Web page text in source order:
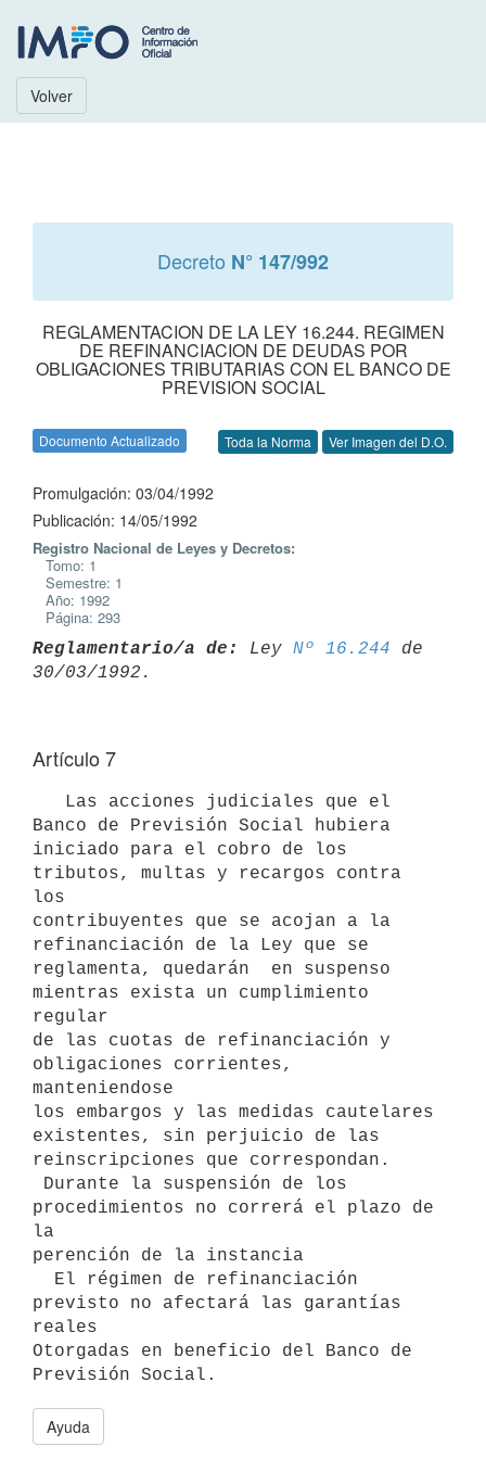
Volver
Decreto N° 147/992
REGLAMENTACION DE LA LEY 16.244. REGIMEN
DE REFINANCIACION DE DEUDAS POR
OBLIGACIONES TRIBUTARIAS CON EL BANCO DE
PREVISION SOCIAL
Documento Actualizado Toda la Norma Ver Imagen del D.O.
Promulgación: 03/04/1992
Publicación: 14/05/1992
Registro Nacional de Leyes y Decretos:
Tomo: 1
Semestre: 1
Año: 1992
Página: 293
Reglamentario/a de: Ley Nº 16.244 de
Artículo 7
Banco de Previsión Social hubiera
iniciado para el cobro de los
tributos, multas y recargos contra
los
contribuyentes que se acojan a la
refinanciación de la Ley que se
reglamenta, quedarán  en suspenso
mientras exista un cumplimiento
regular
de las cuotas de refinanciación y
obligaciones corrientes,
manteniendose
los embargos y las medidas cautelares
existentes, sin perjuicio de las
reinscripciones que correspondan.
procedimientos no correrá el plazo de
la
perención de la instancia
previsto no afectará las garantías
reales
Otorgadas en beneficio del Banco de
Ayuda